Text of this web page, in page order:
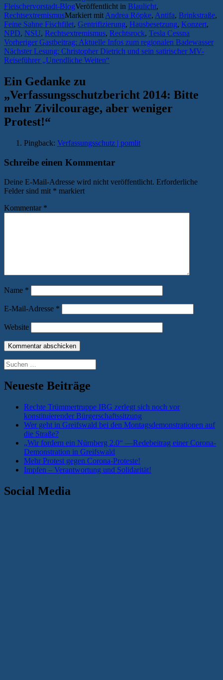
Fleischervorstadt-BlogVeröffentlicht in Blaulicht,
RechtsextremismusMarkiert mit Andrea Röpke, Antifa, Brinkstraße,
Feine Sahne Fischfilet, Gentrifizierung, Hausbesetzung, Konzert,
NPD, NSU, Rechtsextremismus, Rechtsrock, Tesla Cessna
Beitragsnavigation
Vorheriger Vorheriger
Beitrag:
Gastbeitrag: Aktuelle Infos zum regionalen Badewasser
Nächster Nächster
Beitrag:
Lesung: Christopher Dietrich und sein satirischer MV-
Reiseführer „Unendliche Weiten“
Ein Gedanke zu
„Verfassungsschutzbericht 2014: Bitte
mehr Zivilcourage, aber weniger
Protest!“
Pingback: Verfassungsschutz | pomlit
Schreibe einen Kommentar
Deine E-Mail-Adresse wird nicht veröffentlicht. Erforderliche
Felder sind mit * markiert
Kommentar *
Name *
E-Mail-Adresse *
Website
Suchen
nach:
Neueste Beiträge
Rechte Trümmertruppe IBG zerlegt sich noch vor
konstituierender Bürgerschaftssitzung
Wer geht in Greifswald bei den Montagsdemonstrationen auf
die Straße?
„Wir fordern ein Nürnberg 2.0“ —Redebeitrag einer Corona-
Demonstration in Greifswald
Mehr Protest gegen Corona-Proteste!
Impfen – Verantwortung und Solidarität!
Social Media